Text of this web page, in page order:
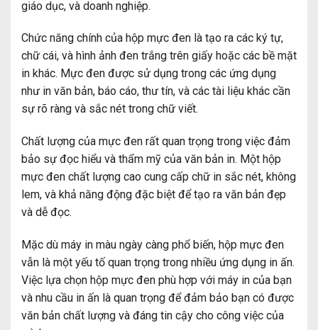
giáo dục, và doanh nghiệp.
Chức năng chính của hộp mực đen là tạo ra các ký tự,
chữ cái, và hình ảnh đen trắng trên giấy hoặc các bề mặt
in khác. Mực đen được sử dụng trong các ứng dụng
như in văn bản, báo cáo, thư tín, và các tài liệu khác cần
sự rõ ràng và sắc nét trong chữ viết.
Chất lượng của mực đen rất quan trọng trong việc đảm
bảo sự đọc hiểu và thẩm mỹ của văn bản in. Một hộp
mực đen chất lượng cao cung cấp chữ in sắc nét, không
lem, và khả năng động đặc biệt để tạo ra văn bản đẹp
và dễ đọc.
Mặc dù máy in màu ngày càng phổ biến, hộp mực đen
vẫn là một yếu tố quan trọng trong nhiều ứng dụng in ấn.
Việc lựa chọn hộp mực đen phù hợp với máy in của bạn
và nhu cầu in ấn là quan trọng để đảm bảo bạn có được
văn bản chất lượng và đáng tin cậy cho công việc của